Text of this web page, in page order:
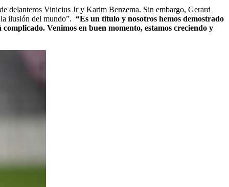
delanteros Vinicius Jr y Karim Benzema. Sin embargo, Gerard
ilusión del mundo”. “Es un título y nosotros hemos demostrado
Venimos en buen momento, estamos creciendo y